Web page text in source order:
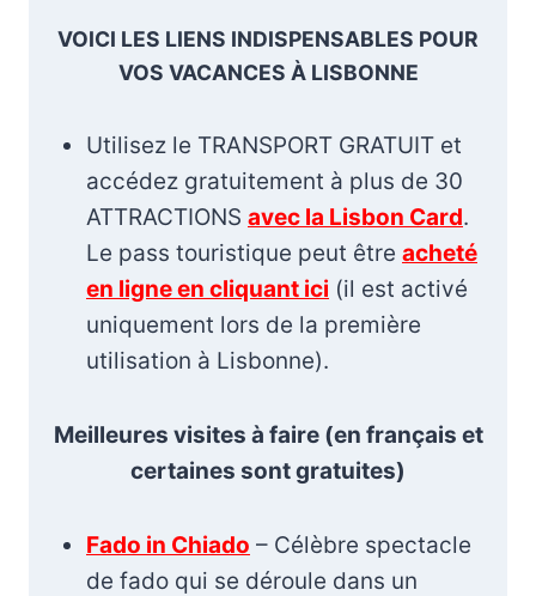
VOICI LES LIENS INDISPENSABLES POUR
VOS VACANCES À LISBONNE
Utilisez le TRANSPORT GRATUIT et
accédez gratuitement à plus de 30
ATTRACTIONS avec la Lisbon Card.
Le pass touristique peut être acheté
en ligne en cliquant ici (il est activé
uniquement lors de la première
utilisation à Lisbonne).
Meilleures visites à faire (en français et
certaines sont gratuites)
Fado in Chiado – Célèbre spectacle
de fado qui se déroule dans un